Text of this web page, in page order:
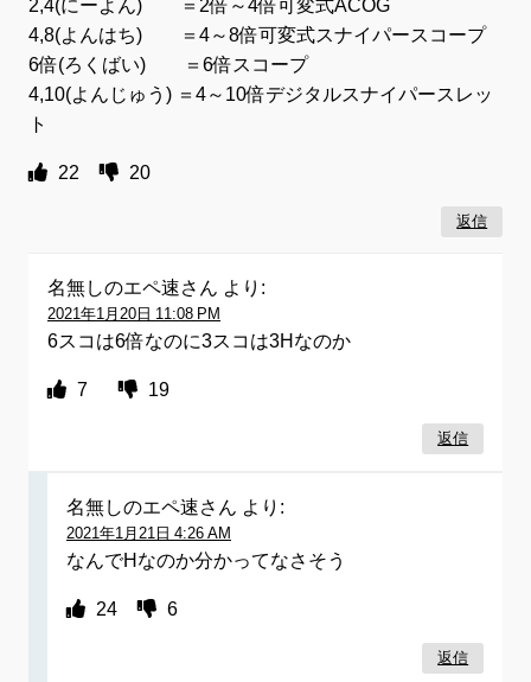
2,4(にーよん) ＝2倍～4倍可変式ACOG
4,8(よんはち) ＝4～8倍可変式スナイパースコープ
6倍(ろくばい) ＝6倍スコープ
4,10(よんじゅう) ＝4～10倍デジタルスナイパースレッ
ト
22 20
返信
名無しのエペ速さん より:
2021年1月20日 11:08 PM
6スコは6倍なのに3スコは3Hなのか
7 19
返信
名無しのエペ速さん より:
2021年1月21日 4:26 AM
なんでHなのか分かってなさそう
24 6
返信